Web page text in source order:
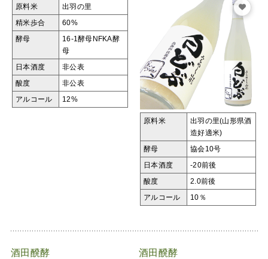
原料米 出羽の里
精米歩合 60%
酵母 16-1酵母NFKA酵
母
日本酒度 非公表
酸度 非公表
アルコール 12%
原料米
出羽の里(山形県酒
造好適米)
酵母 協会10号
日本酒度 -20前後
酸度 2.0前後
アルコール 10％
酒田醗酵
酒田醗酵